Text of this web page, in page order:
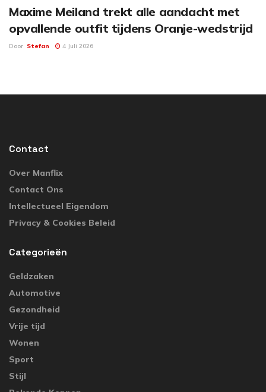
Maxime Meiland trekt alle aandacht met
opvallende outfit tijdens Oranje-wedstrijd
Door Stefan 4 Juli 2026
Contact
Over Manflix
Contact Ons
Intellectueel Eigendom
Privacy & Cookies Beleid
Categorieën
Geldzaken
Automotive
Gezondheid
Vrije tijd
Wonen
Sport
Stijl